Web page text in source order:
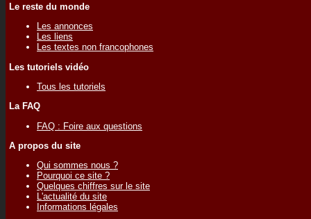
Le reste du monde
Les annonces
Les liens
Les textes non francophones
Les tutoriels vidéo
Tous les tutoriels
La FAQ
FAQ : Foire aux questions
A propos du site
Qui sommes nous ?
Pourquoi ce site ?
Quelques chiffres sur le site
L'actualité du site
Informations légales